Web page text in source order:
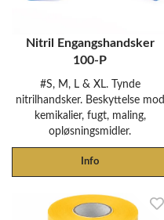
Nitril Engangshandsker
100-P
#S, M, L & XL. Tynde
nitrilhandsker. Beskyttelse mod
kemikalier, fugt, maling,
opløsningsmidler.
Info